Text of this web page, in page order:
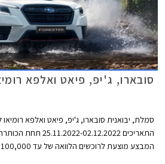
סובארו, ג'יפ, פיאט ואלפא
סמלת, יבואנית סובארו, ג'יפ, פיאט ואלפא